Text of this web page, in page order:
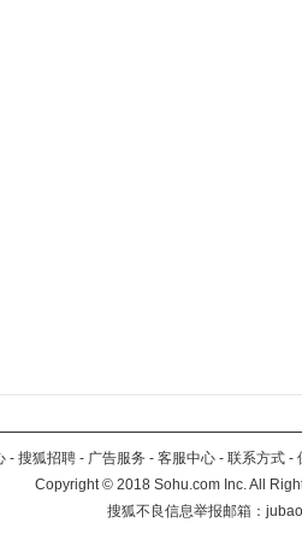
- 搜狐招聘 - 广告服务 - 客服中心 - 联系方式 -
Copyright©2018 Sohu.com Inc. All
搜狐不良信息举报邮箱：